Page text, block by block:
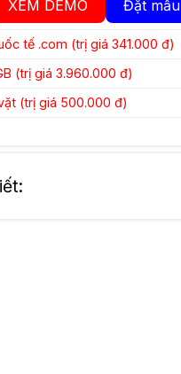
XEM DEMO Đặt mẫu
tế .com (trị giá 341.000 đ)
(trị giá 3.960.000 đ)
(trị giá 500.000 đ)